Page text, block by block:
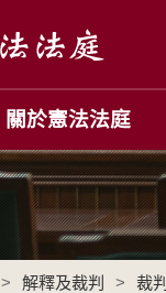
關於憲法法庭
> 解釋及裁判 > 裁判